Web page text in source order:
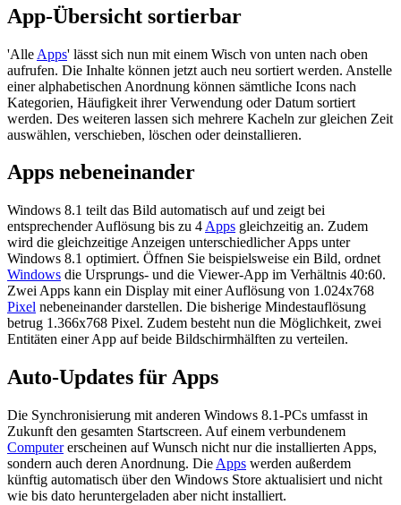
App-Übersicht sortierbar
'Alle Apps' lässt sich nun mit einem Wisch von unten nach oben
aufrufen. Die Inhalte können jetzt auch neu sortiert werden. Anstelle
einer alphabetischen Anordnung können sämtliche Icons nach
Kategorien, Häufigkeit ihrer Verwendung oder Datum sortiert
werden. Des weiteren lassen sich mehrere Kacheln zur gleichen Zeit
auswählen, verschieben, löschen oder deinstallieren.
Apps nebeneinander
Windows 8.1 teilt das Bild automatisch auf und zeigt bei
entsprechender Auflösung bis zu 4 Apps gleichzeitig an. Zudem
wird die gleichzeitige Anzeigen unterschiedlicher Apps unter
Windows 8.1 optimiert. Öffnen Sie beispielsweise ein Bild, ordnet
Windows die Ursprungs- und die Viewer-App im Verhältnis 40:60.
Zwei Apps kann ein Display mit einer Auflösung von 1.024x768
Pixel nebeneinander darstellen. Die bisherige Mindestauflösung
betrug 1.366x768 Pixel. Zudem besteht nun die Möglichkeit, zwei
Entitäten einer App auf beide Bildschirmhälften zu verteilen.
Auto-Updates für Apps
Die Synchronisierung mit anderen Windows 8.1-PCs umfasst in
Zukunft den gesamten Startscreen. Auf einem verbundenem
Computererscheinen auf Wunsch nicht nur die installierten Apps,
sondern auch deren Anordnung. Die Apps werden außerdem
künftig automatisch über den Windows Store aktualisiert und nicht
wie bis dato heruntergeladen aber nicht installiert.